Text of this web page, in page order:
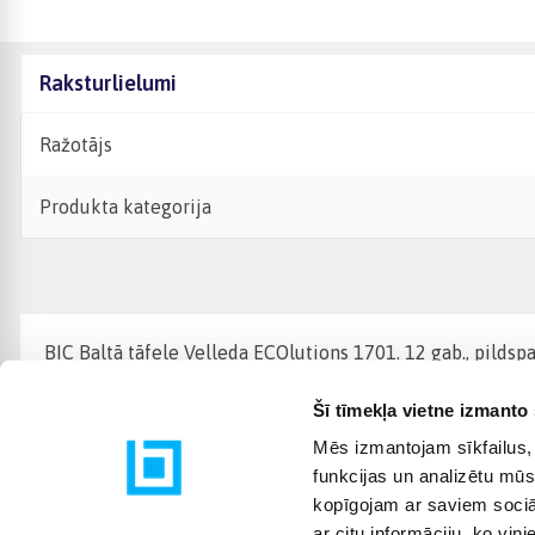
Šī tīmekļa vietne izmanto
Mēs izmantojam
funkcijas un analizētu
kopīgojam ar saviem
Raksturlielumi
Ražotājs
Produkta kategorija
BIC Baltā tāfele Velleda ECOlutions 1701. 12 gab.,